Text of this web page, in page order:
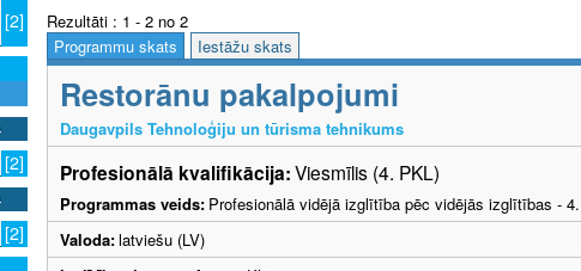
[2]
[2]
[2]
Rezultāti : 1 - 2 no 2
Programmu skats
Iestāžu skats
Restorānu pakalpojumi
Daugavpils Tehnoloģiju un tūrisma tehnikums
Profesionālā kvalifikācija:Viesmīlis (4. PKL)
Programmas veids: Profesionālā vidējā izglītība pēc vidējās izglītības -
Valoda:latviešu (LV)